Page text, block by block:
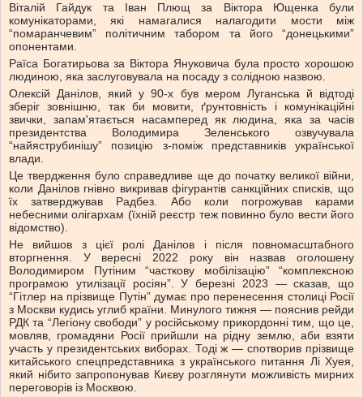
Віталій Гайдук та Іван Плющ за Віктора Ющенка були
комунікаторами, які намагалися налагодити мости між
“помаранчевим” політичним табором та його “донецькими”
опонентами.
Раїса Богатирьова за Віктора Януковича була просто хорошою
людиною, яка заслуговувала на посаду з солідною назвою.
Олексій Данілов, який у 90-х був мером Луганська й відтоді
зберіг зовнішню, так би мовити, ґрунтовність і комунікаційні
звички, запам'ятається насамперед як людина, яка за часів
президентства Володимира Зеленського озвучувала
“найяструбинішу” позицію з-поміж представників української
влади.
Це твердження було справедливе ще до початку великої війни,
коли Данілов гнівно викривав фігурантів санкційних списків, що
їх затверджував Радбез. Або коли погрожував карами
небесними олігархам (їхній реєстр теж повинно було вести його
відомство).
Не вийшов з цієї ролі Данілов і після повномасштабного
вторгнення. У вересні 2022 року він назвав оголошену
Володимиром Путіним “часткову мобілізацію” “комплексною
програмою утилізації росіян”. У березні 2023 — сказав, що
“Гітлер на прізвище Путін” думає про перенесення столиці Росії
з Москви кудись углиб країни. Минулого тижня — пояснив рейди
РДК та “Легіону свободи” у російському прикордонні тим, що це,
мовляв, громадяни Росії прийшли на рідну землю, аби взяти
участь у президентських виборах. Тоді ж — спотворив прізвище
китайського спецпредставника з українського питання Лі Хуея,
який нібито запропонував Києву розглянути можливість мирних
переговорів із Москвою.